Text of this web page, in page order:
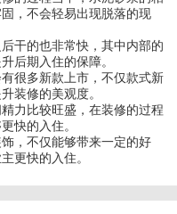
，不会轻易出现脱落的现
干的也非常快，其中内部的
后期入住的保障。
很多新款上市，不仅款式新
装修的美观度。
力比较旺盛，在装修的过程
快的入住。
，不仅能够带来一定的好
更快的入住。